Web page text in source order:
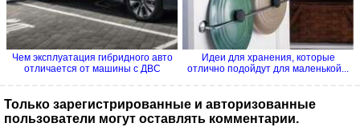
Чем эксплуатация гибридного авто
отличается от машины с ДВС
Идеи для хранения, которые
отлично подойдут для маленькой...
Только зарегистрированные и авторизованные
пользователи могут оставлять комментарии.